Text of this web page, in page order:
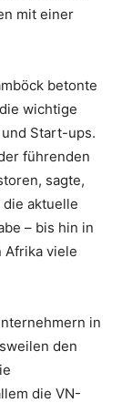
mit einer
betonte
wichtige
Start-ups.
führenden
sagte,
aktuelle
– bis hin in
Afrika viele
in
den
die VN-